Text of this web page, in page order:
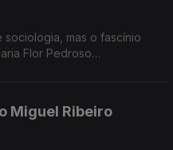
sociologia, mas o fascínio
Flor Pedroso
Miguel Ribeiro